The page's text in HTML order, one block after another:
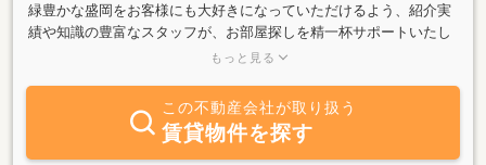
緑豊かな盛岡をお客様にも大好きになっていただけるよう、紹介実
績や知識の豊富なスタッフが、お部屋探しを精一杯サポートいたし
ます！ お客様のご希望に合わせたスピーディな対応を心掛けて
ります。 盛岡市内はもとより岩手県内まで、物件探しは、ぜひ
当社へご相談ください。 スタッフ一同お客様からのお問合せを
心よりお待ちしております。
もっと見る
この不動産会社が取り扱う
賃貸物件を探す